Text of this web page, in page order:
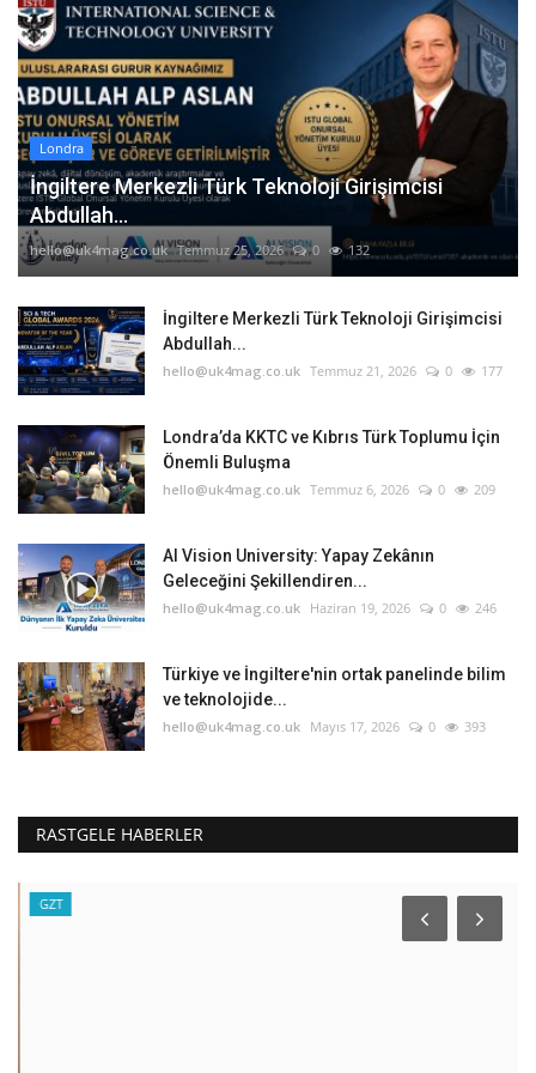
Londra
İngiltere Merkezli Türk Teknoloji Girişimcisi
Abdullah...
hello@uk4mag.co.uk Temmuz 25, 2026 0 132
İngiltere Merkezli Türk Teknoloji Girişimcisi
Abdullah...
hello@uk4mag.co.uk Temmuz 21, 2026 0 177
Londra’da KKTC ve Kıbrıs Türk Toplumu İçin
Önemli Buluşma
hello@uk4mag.co.uk Temmuz 6, 2026 0 209
AI Vision University: Yapay Zekânın
Geleceğini Şekillendiren...
hello@uk4mag.co.uk Haziran 19, 2026 0 246
Türkiye ve İngiltere'nin ortak panelinde bilim
ve teknolojide...
hello@uk4mag.co.uk Mayıs 17, 2026 0 393
RASTGELE HABERLER
GZT